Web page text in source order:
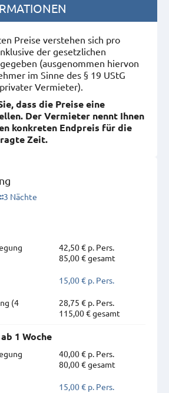
Preise verstehen sich pro
der gesetzlichen
(ausgenommen hiervon
im Sinne des § 19 UStG
Vermieter).
dass die Preise eine
Der Vermieter nennt Ihnen
konkreten Endpreis für die
Zeit.
3 Nächte
42,50 € p. Pers.
85,00 € gesamt
15,00 € p. Pers.
(4
28,75 € p. Pers.
115,00 € gesamt
1 Woche
40,00 € p. Pers.
80,00 € gesamt
15,00 € p. Pers.